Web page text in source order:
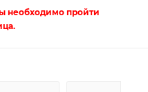
необходимо пройти